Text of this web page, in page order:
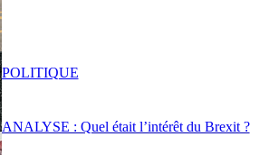
ANALYSE : Quel était l’intérêt du Brexit ?
POLITIQUE